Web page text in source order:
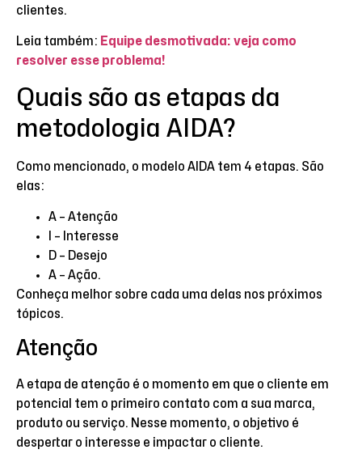
clientes.
Leia também: Equipe desmotivada: veja como
resolver esse problema!
Quais são as etapas da
metodologia AIDA?
Como mencionado, o modelo AIDA tem 4 etapas. São
elas:
A – Atenção
I – Interesse
D – Desejo
A – Ação.
Conheça melhor sobre cada uma delas nos próximos
tópicos.
Atenção
A etapa de atenção é o momento em que o cliente em
potencial tem o primeiro contato com a sua marca,
produto ou serviço. Nesse momento, o objetivo é
despertar o interesse e impactar o cliente.